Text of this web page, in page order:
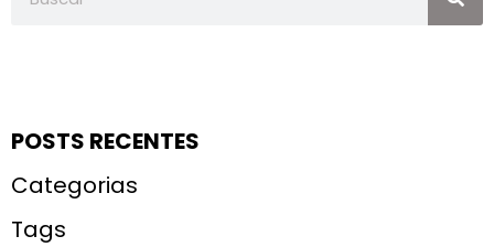
POSTS RECENTES
Categorias
Tags